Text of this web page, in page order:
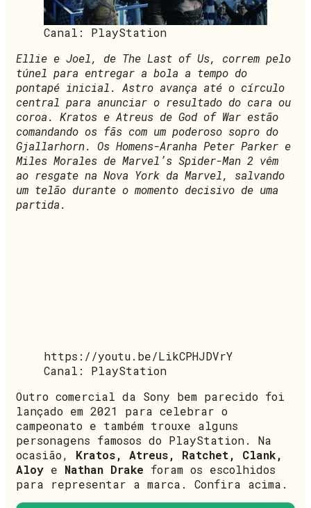
Canal: PlayStation
Ellie e Joel, de The Last of Us, correm pelo
túnel para entregar a bola a tempo do
pontapé inicial. Astro avança até o círculo
central para anunciar o resultado do cara ou
coroa. Kratos e Atreus de God of War estão
comandando os fãs com um poderoso sopro do
Gjallarhorn. Os Homens-Aranha Peter Parker e
Miles Morales de Marvel’s Spider-Man 2 vêm
ao resgate na Nova York da Marvel, salvando
um telão durante o momento decisivo de uma
partida.
https://youtu.be/LikCPHJDVrY
Canal: PlayStation
Outro comercial da Sony bem parecido foi
lançado em 2021 para celebrar o
campeonato e também trouxe alguns
personagens famosos do PlayStation. Na
ocasião, Kratos, Atreus, Ratchet, Clank,
Aloy e Nathan Drake foram os escolhidos
para representar a marca. Confira acima.